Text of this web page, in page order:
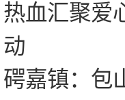
热血汇聚爱
动
𥔲嘉镇：包